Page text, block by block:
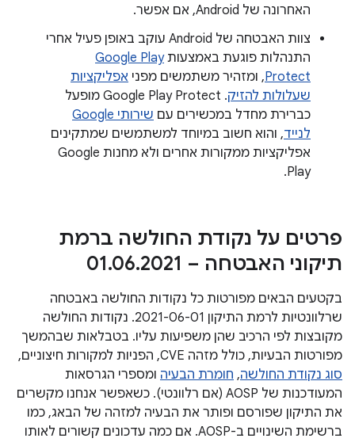
האחרונה של Android, אם אפשר.
צוות האבטחה של Android עוקב באופן פעיל אחרי
התנהלות פוגעת באמצעותGoogle Play
Protect, ומזהיר משתמשים מפני אפליקציות
שעלולות להזיק
. ‫Google Play Protect מופעל
כברירת מחדל במכשירים עם
שירותי Google
לנייד, והוא חשוב במיוחד למשתמשים שמתקינים
אפליקציות ממקורות אחרים ולא מחנות Google
Play.
פרטים על נקודת החולשה ברמת
תיקוני האבטחה – 01
.06.2021
בקטעים הבאים מפורטות כל נקודות החולשה באבטחה
שרלוונטיות לרמת התיקון 2021-06-01. נקודות החולשה
מקובצות לפי הרכיב שהן משפיעות עליו. בטבלאות שבהמשך
מפורטות הבעיות, כולל מזהה CVE, הפניות למקורות חיצוניים,
סוג נקודת החולשה, חומרת הבעיה ומספרי הגרסאות
המעודכנות של AOSP (אם רלוונטי). כשאפשר אנחנו מקשרים
את התיקון שפורסם ופותר את הבעיה למזהה של הבאג, כמו
ברשימת השינויים ב-AOSP. אם כמה עדכונים קשורים לאותו